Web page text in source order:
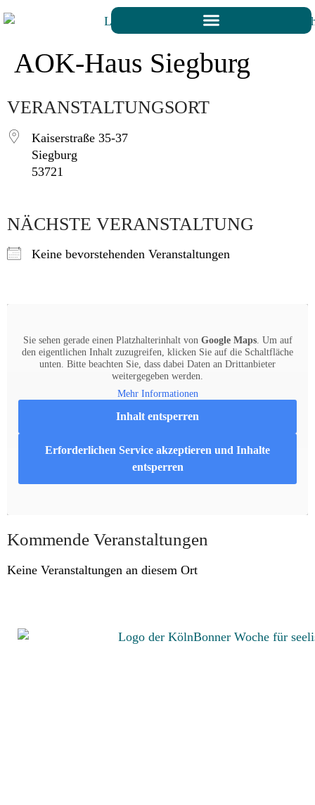
AOK-Haus Siegburg
VERANSTALTUNGSORT
Kaiserstraße 35-37
Siegburg
53721
NÄCHSTE VERANSTALTUNG
Keine bevorstehenden Veranstaltungen
Sie sehen gerade einen Platzhalterinhalt von Google Maps. Um auf
den eigentlichen Inhalt zuzugreifen, klicken Sie auf die Schaltfläche
unten. Bitte beachten Sie, dass dabei Daten an Drittanbieter
weitergegeben werden.
Mehr Informationen
Inhalt entsperren
Erforderlichen Service akzeptieren und Inhalte
entsperren
Kommende Veranstaltungen
Keine Veranstaltungen an diesem Ort